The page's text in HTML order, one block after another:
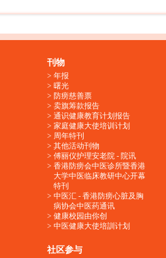
刊物
年报
曙光
防痨慈善票
卖旗筹款报告
通识健康教育计划报告
家庭健康大使培训计划
周年特刊
其他活动刊物
傅丽仪护理安老院 - 院讯
香港防痨会中医诊所暨香港
大学中医临床教研中心开幕
特刊
中医汇 - 香港防痨心脏及胸
病协会中医药通讯
健康校园由你创
中医健康大使培訓计划
社区参与